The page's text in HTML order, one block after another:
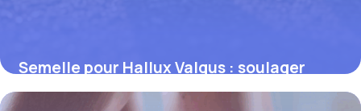
Semelle pour Hallux Valgus : soulager
efficacement la douleur du pied